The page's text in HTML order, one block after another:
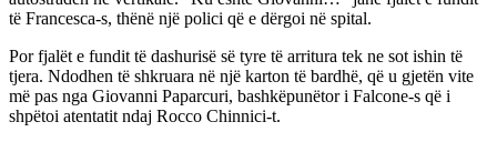
të Francesca-s, thënë një polici që e dërgoi në spital.
Por fjalët e fundit të dashurisë së tyre të arritura tek ne sot ishin të
tjera. Ndodhen të shkruara në një karton të bardhë, që u gjetën vite
më pas nga Giovanni Paparcuri, bashkëpunëtor i Falcone-s që i
shpëtoi atentatit ndaj Rocco Chinnici-t.